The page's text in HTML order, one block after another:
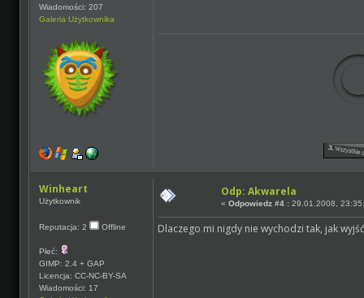
Wiadomości: 207
Galeria Użytkownika
Winheart
Użytkownik
Reputacja: 2 Offline
Płeć:
GIMP: 2.4 + GAP
Licencja: CC-NC-BY-SA
Wiadomości: 17
Odp: Akwarela
«Odpowiedz #4 : 29.01.2008,
Dlaczego mi nigdy nie wychodzi tak, jak